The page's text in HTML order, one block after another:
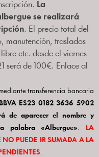
La
se realizará
. El precio total del
manutención, traslados
etc. desde el viernes
será de 100€. Enlace al
transferencia bancaria
BBVA ES23 0182 3636 5902
de aparecer el nombre y
palabra «Albergue». LA
NO PUEDE IR SUMADA A LA
.